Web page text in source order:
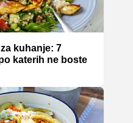
kuhanje: 7
katerih ne boste